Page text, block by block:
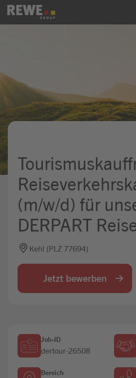
Zum Inhalt springen
REWE Group als
Ausbildung &
Praktikum &
Mein
Jobbörse
(m/w/d) für
DERPART
Kehl (PLZ 77694)
Jetzt bewerben
Job-ID
dertour-26508
Bereich